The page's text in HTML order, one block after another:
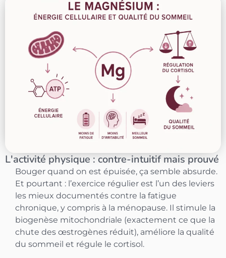
L'activité physique : contre-intuitif mais prouvé
Bouger quand on est épuisée, ça semble absurde.
Et pourtant : l’exercice régulier est l’un des leviers
les mieux documentés contre la fatigue
chronique, y compris à la ménopause. Il stimule la
biogenèse mitochondriale (exactement ce que la
chute des œstrogènes réduit), améliore la qualité
du sommeil et régule le cortisol.